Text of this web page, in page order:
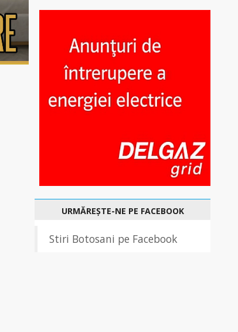
URMĂREȘTE-NE PE FACEBOOK
Stiri Botosani pe Facebook